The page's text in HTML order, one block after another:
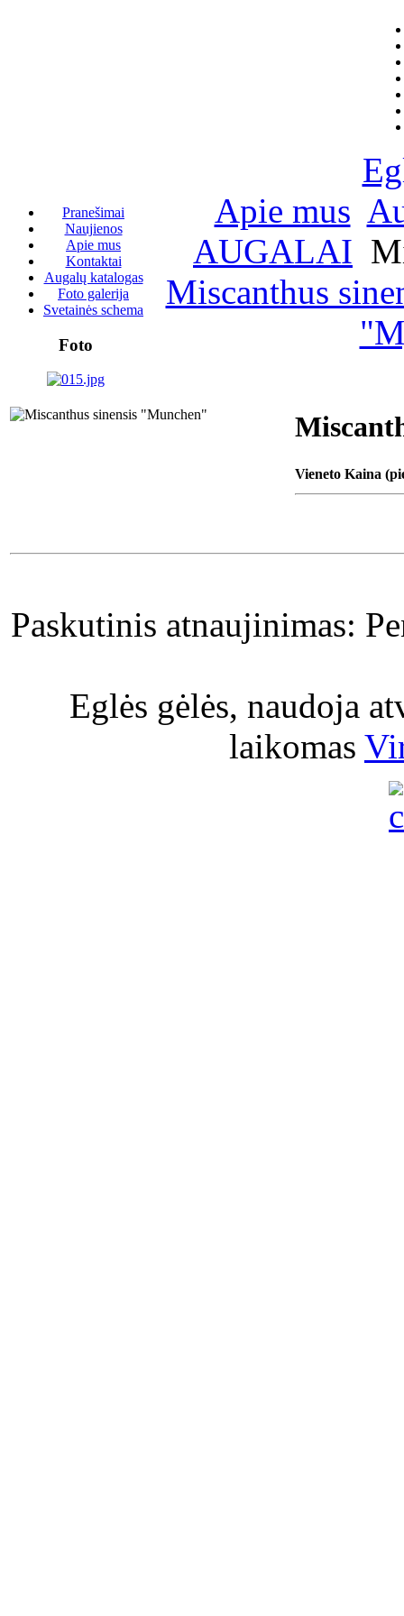
Pranešimai
Naujienos
Apie mus
Kontaktai
Augalų katalogas
Foto galerija
Svetainės schema
Foto
Apie mus
AUGALAI
Miscanthus
Vieneto Kaina
Paskutinis atnaujinimas:
Eglės gėlės, naudoja
laikomas